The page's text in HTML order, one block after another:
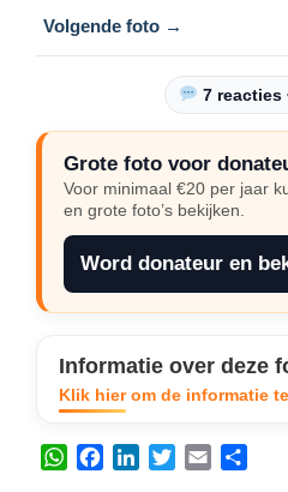
Volgende foto →
7 reacties
Grote foto voor
Voor minimaal €20 per jaar
en grote foto’s bekijken.
Word donateur en
Informatie over deze
Klik hier om de informatie
W